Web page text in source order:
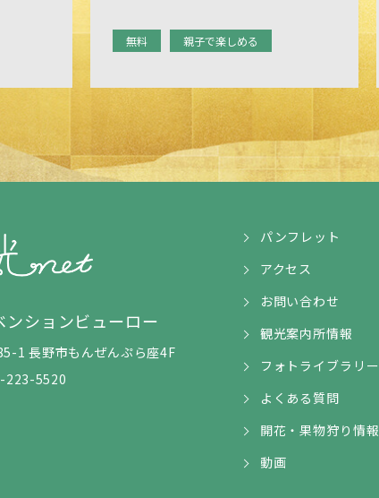
無料 親子で楽しめる
ションビューロー
1 長野市もんぜんぷら座4F
223-5520
パンフレット
アクセス
お問い合わせ
観光案内所情報
フォトライブラリー
よくある質問
開花・果物狩り情報
動画